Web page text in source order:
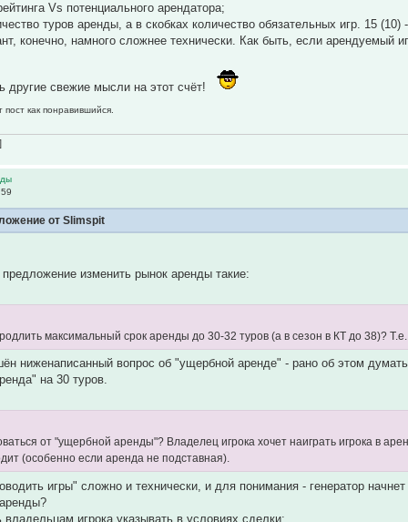
Vs потенциального арендатора;
туров аренды, а в скобках количество обязательных игр. 15
конечно, намного сложнее технически. Как быть, если арендуемый
другие свежие мысли на этот счёт!
пост как понравившийся.
от Slimspit
изменить рынок аренды такие:
максимальный срок аренды до 30-32 туров (а в сезон в КТ до 38)?
ниженаписанный вопрос об "ущербной аренде" - рано об этом
на 30 туров.
от "ущербной аренды"? Владелец игрока хочет наиграть игрока в
(особенно если аренда не подставная).
игры" сложно и технически, и для понимания - генератор
игрока указывать в условиях сделки: